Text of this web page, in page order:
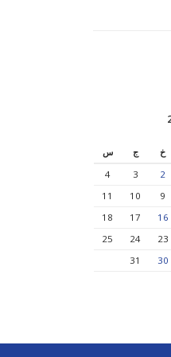
خ ج
س
2
3
4
9
10
11
16
17
18
23
24
25
30
31